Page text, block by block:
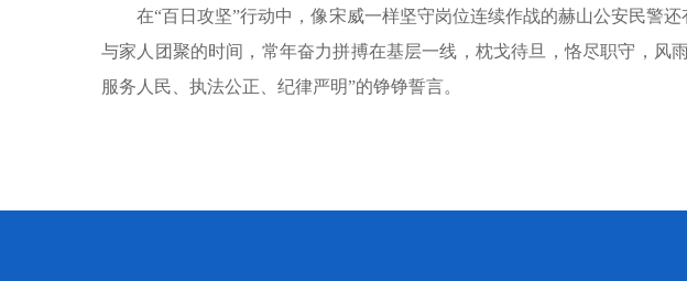
在“百日攻坚”行动中，像宋威一样坚守岗位连续作战的赫山公安民警
与家人团聚的时间，常年奋力拼搏在基层一线，枕戈待旦，恪尽职守，风
服务人民、执法公正、纪律严明”的铮铮誓言。